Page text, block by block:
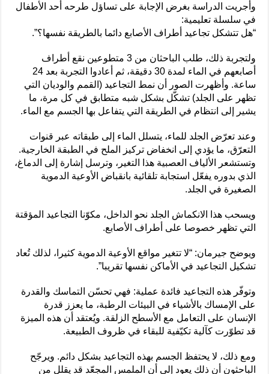
وأجريت الدراسة بغرض الإجابة على تساؤل طرحه أحد الأطفال
في سلسلة تعليمية:
“هل تتشكل تجاعيد أطراف الأصابع دائما بالطريقة نفسها؟”.
ولتجربة ذلك، طلب الباحثان من 3 متطوعين نقع أطراف
أصابعهم في الماء لمدة 30 دقيقة، ثم أعادوا التجربة بعد 24
ساعة. وأظهرت الصور أن نمط التجاعيد (القمم والوديان التي
تظهر على الجلد) تشكّل بشكل شبه متطابق في كل مرة، ما
يشير إلى انتظام في الطريقة التي يتفاعل بها الجسم مع الماء.
وعند تعرّض الجلد للماء، يتسلل الماء إلى طبقاته عبر قنوات
التعرّق، ما يؤدي إلى انخفاض تركيز الملح في الطبقة الخارجية.
وتستشعر الألياف العصبية هذا التغير، وترسل إشارة إلى الدماغ،
الذي بدوره يفعّل استجابة تلقائية بانقباض الأوعية الدموية
الصغيرة في الجلد.
ويسحب هذا الانكماش الجلد نحو الداخل، مكوّنا التجاعيد المؤقتة
التي تظهر خصوصا على أطراف الأصابع.
ويوضح جيرمان: “لا تتغير مواقع الأوعية الدموية كثيرا، لذلك تُعاد
تشكيل التجاعيد في الأماكن نفسها تقريبا”.
وتوفّر هذه التجاعيد فائدة عملية: فهي تحسّن التماسك والقدرة
على الإمساك بالأشياء في البيئات الرطبة، ما يعزز قدرة
الإنسان على التعامل مع الأسطح الزلقة. ويُعتقد أن هذه الميزة
قد تطوّرت كآلية تكيّفية للبقاء في ظروف الطبيعة.
ومع ذلك، لا يحتفظ الجسم بهذه التجاعيد بشكل دائم. ويرجّح
الباحثون أن ذلك يعود إلى أن الملمس المجعّد قد يقلل من